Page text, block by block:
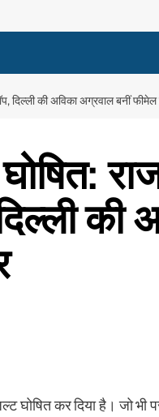
दिल्ली की अविका अग्रवाल बनीं फीमेल
की
कर दिया है। जो भी